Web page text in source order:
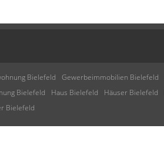
Bielefeld Gewerbeimmobilien Bielefeld
Bielefeld Haus Bielefeld Häuser Bielefeld
Bielefeld